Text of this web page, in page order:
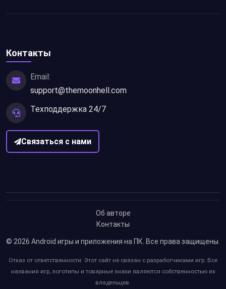
Контакты
Email:
support@themoonhell.com
Техподдержка 24/7
Связаться с нами
Об авторе
Контакты
© 2026 Android игры и приложения на ПК. Все права защищены.
Отказ от ответственности: Этот сайт не связан с разработчиками игр. Все
названия игр, логотипы и товарные знаки являются собственностью их
владельцев.